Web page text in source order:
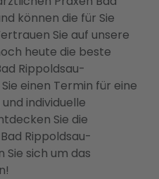
können die für Sie
Sie auf unsere
heute die beste
Rippoldsau-
einen Termin für eine
individuelle
Sie die
Rippoldsau-
sich um das